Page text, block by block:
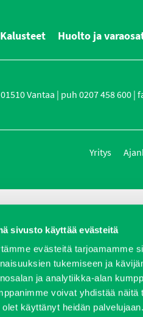
sivusto käyttää evästeitä
evästeitä tarjoamamme
tukemiseen ja
ja analytiikka-alan
voivat yhdistää näitä
olet käyttänyt heidän
Kalusteet Huolto ja
Vantaa | puh 0207 458 600
Yritys